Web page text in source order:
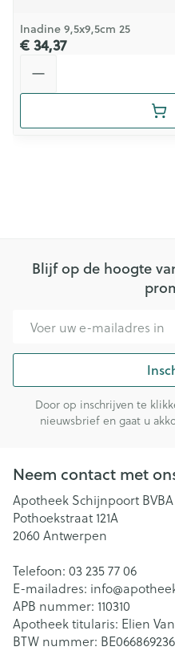
Inadine 9,5x9,5cm 25
€ 34,37
Blijf op de hoogte
Door op inschrijven te
nieuwsbrief en gaat u
Neem contact met
Apotheek Schijnpoort BVBA
Pothoekstraat 121A
2060 Antwerpen
Telefoon: 03 235 77 06
E-mailadres: info@
APB nummer: 110310
Apotheek titularis: Elien
BTW nummer: